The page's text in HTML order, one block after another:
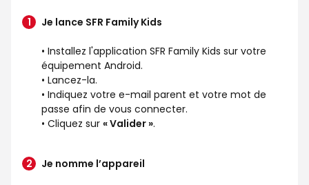
Je lance SFR Family Kids
• Installez l'application SFR Family Kids sur votre
équipement Android.
• Lancez-la.
• Indiquez votre e-mail parent et votre mot de
passe afin de vous connecter.
• Cliquez sur « Valider ».
Je nomme l’appareil